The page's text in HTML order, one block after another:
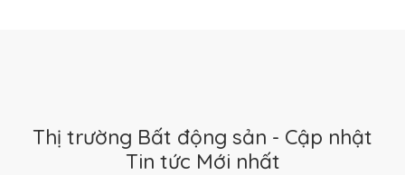
Thị trường Bất động sản - Cập nhật
Tin tức Mới nhất